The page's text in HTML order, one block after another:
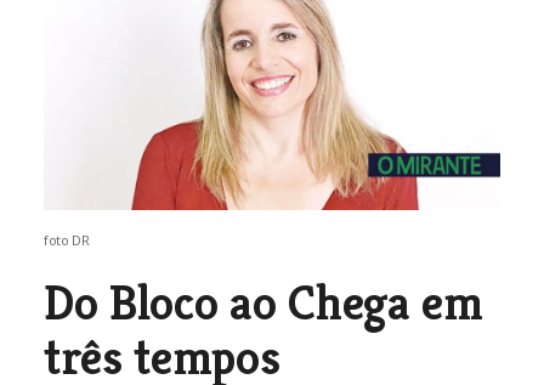
foto DR
Do Bloco ao Chega em
três tempos